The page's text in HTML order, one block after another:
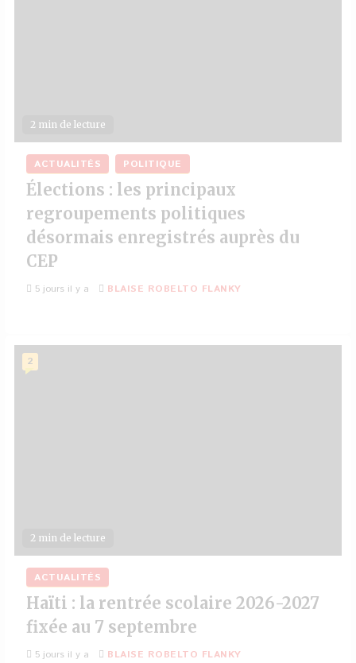
2 min de lecture
ACTUALITÉS POLITIQUE
Élections : les principaux
regroupements politiques
désormais enregistrés auprès du
CEP
5 jours il y a BLAISE ROBELTO FLANKY
2 min de lecture
2
ACTUALITÉS
Haïti : la rentrée scolaire 2026-2027
fixée au 7 septembre
5 jours il y a BLAISE ROBELTO FLANKY